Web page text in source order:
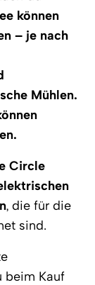
können
– je nach
Mühlen.
Circle
, die für die
sind.
beim Kauf